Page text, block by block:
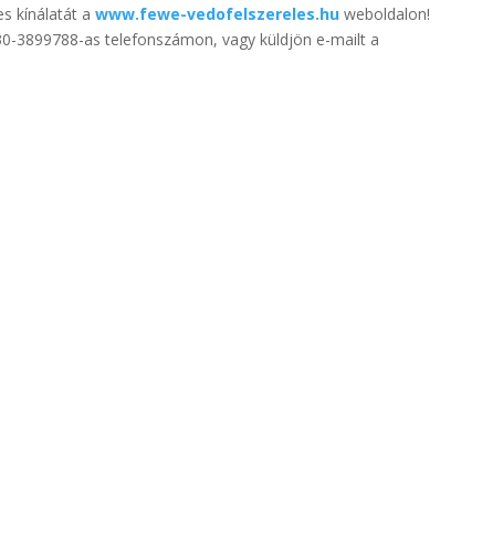
kínálatát awww.fewe-vedofelszereles.hu weboldalon!
3899788-as telefonszámon, vagy küldjön e-mailt a